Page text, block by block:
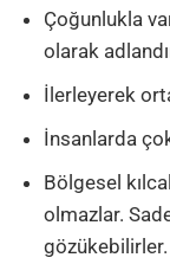
Çoğunlukla
olarak
İlerleyerek
İnsanlarda
Bölgesel
olmazlar.
gözükebilirler.